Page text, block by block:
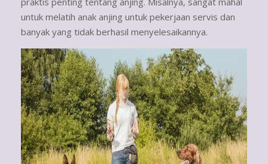
untuk melatih anak anjing untuk pekerjaan servis dan
banyak yang tidak berhasil menyelesaikannya.